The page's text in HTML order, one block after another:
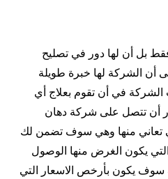
بل أن لها دور في تصليح
أن الشركة لها خبرة طويلة
في أن تقوم بعلاج أي
أن تتصل على شركة دهان
تعاني منها وهي سوف تضمن لك
يكون الغرض منها الوصول
سوف يكون بأرخص الاسعار التي